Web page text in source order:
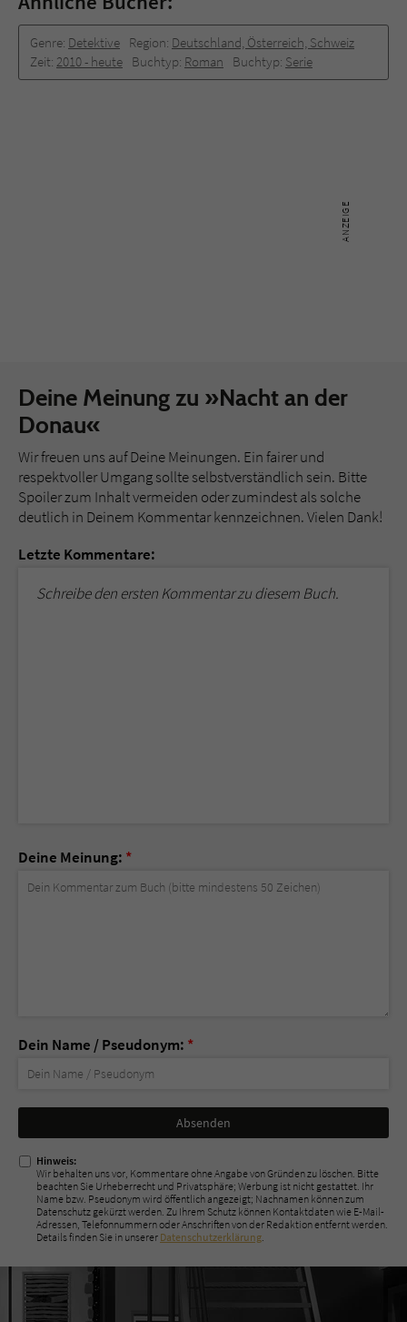
Genre: Detektive Region: Deutschland, Österreich, Schweiz
Zeit: 2010 -­ heute Buchtyp: Roman Buchtyp: Serie
Deine Meinung zu »Nacht an der
Donau«
Wir freuen uns auf Deine Meinungen. Ein fairer und
respektvoller Umgang sollte selbstverständlich sein. Bitte
Spoiler zum Inhalt vermeiden oder zumindest als solche
deutlich in Deinem Kommentar kennzeichnen. Vielen Dank!
Letzte Kommentare:
Schreibe den ersten Kommentar zu diesem Buch.
Deine Meinung: *
Dein Name / Pseudonym: *
Nicht
ausfüllen!
Hinweis:
Wir behalten uns vor, Kommentare ohne Angabe von Gründen zu löschen. Bitte
beachten Sie Urheberrecht und Privatsphäre; Werbung ist nicht gestattet. Ihr
Name bzw. Pseudonym wird öffentlich angezeigt; Nachnamen können zum
Datenschutz gekürzt werden. Zu Ihrem Schutz können Kontaktdaten wie E-Mail-
Adressen, Telefonnummern oder Anschriften von der Redaktion entfernt werden.
Details finden Sie in unserer Datenschutzerklärung